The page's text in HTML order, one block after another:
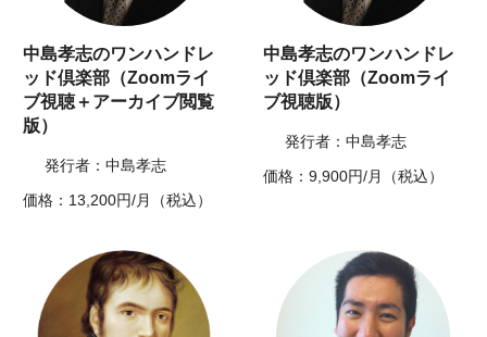
中島孝志のワンハンドレ
ッド倶楽部（Zoomライ
ブ視聴＋アーカイブ閲覧
版）
発行者：中島孝志
価格：13,200円/月（税込）
中島孝志のワンハンドレ
ッド倶楽部（Zoomライ
ブ視聴版）
発行者：中島孝志
価格：9,900円/月（税込）